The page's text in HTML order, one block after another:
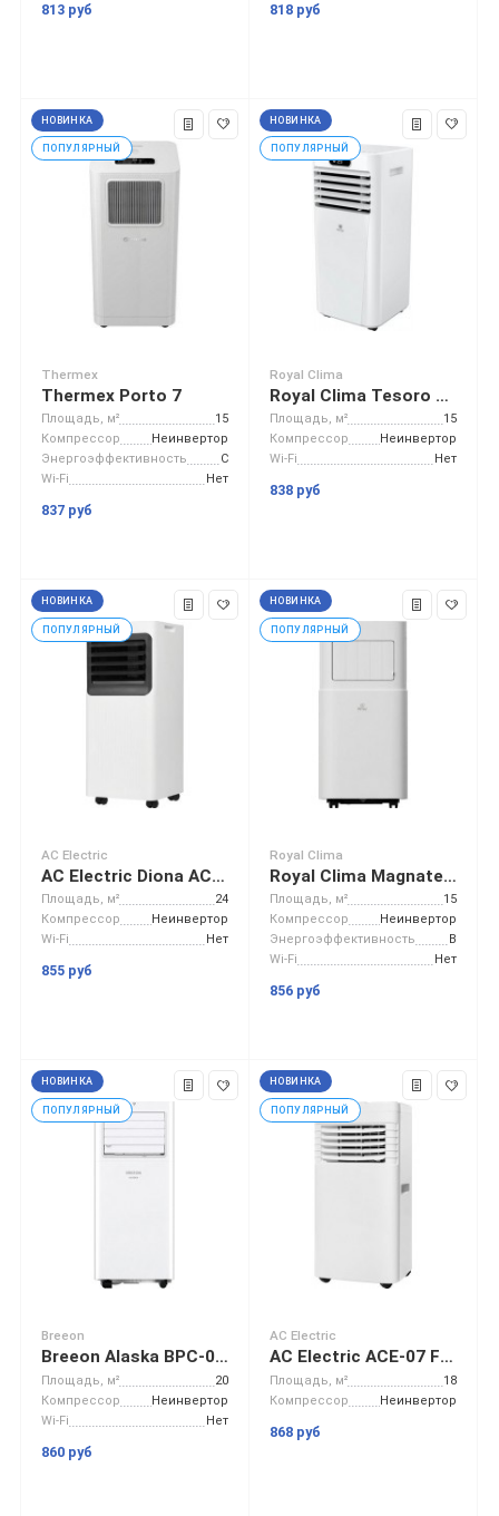
813 руб 818 руб
НОВИНКА
ПОПУЛЯРНЫЙ
Thermex
Thermex Porto 7
Площадь, м²
15
Компрессор
Неинвертор
Энергоэффективность
C
Wi-Fi
Нет
837 руб
НОВИНКА
ПОПУЛЯРНЫЙ
Royal Clima
Royal Clima Tesoro RM-TS22CH-E
Площадь, м²
15
Компрессор
Неинвертор
Wi-Fi
Нет
838 руб
НОВИНКА
ПОПУЛЯРНЫЙ
AC Electric
AC Electric Diona ACE-09 TR/N6
Площадь, м²
24
Компрессор
Неинвертор
Wi-Fi
Нет
855 руб
НОВИНКА
ПОПУЛЯРНЫЙ
Royal Clima
Royal Clima Magnate RM-MT22CH-E
Площадь, м²
15
Компрессор
Неинвертор
Энергоэффективность
B
Wi-Fi
Нет
856 руб
НОВИНКА
ПОПУЛЯРНЫЙ
Breeon
Breeon Alaska BPC-07TDR
Площадь, м²
20
Компрессор
Неинвертор
Wi-Fi
Нет
860 руб
НОВИНКА
ПОПУЛЯРНЫЙ
AC Electric
AC Electric ACE-07 FH/N6
Площадь, м²
18
Компрессор
Неинвертор
868 руб